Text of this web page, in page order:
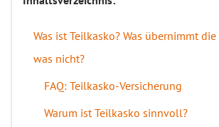
Was ist Teilkasko? Was übernimmt
was nicht?
FAQ: Teilkasko-Versicherung
Warum ist Teilkasko sinnvoll?